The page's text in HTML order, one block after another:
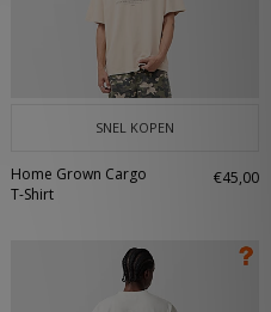
SNEL KOPEN
Home Grown Cargo
T-Shirt
€45,00